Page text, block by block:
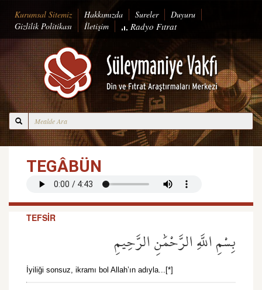
Kurumsal Sitemiz Hakkımızda Sureler
Duyuru
Gizlilik Politikası
İletişim Radyo Fıtrat
TEGÂBÜN
TEFSİR
بِسْمِ اللَّهِ الرَّحْمَٰنِ الرَّحِيمِ
İyiliği sonsuz, ikramı bol Allah’ın adıyla...[*]